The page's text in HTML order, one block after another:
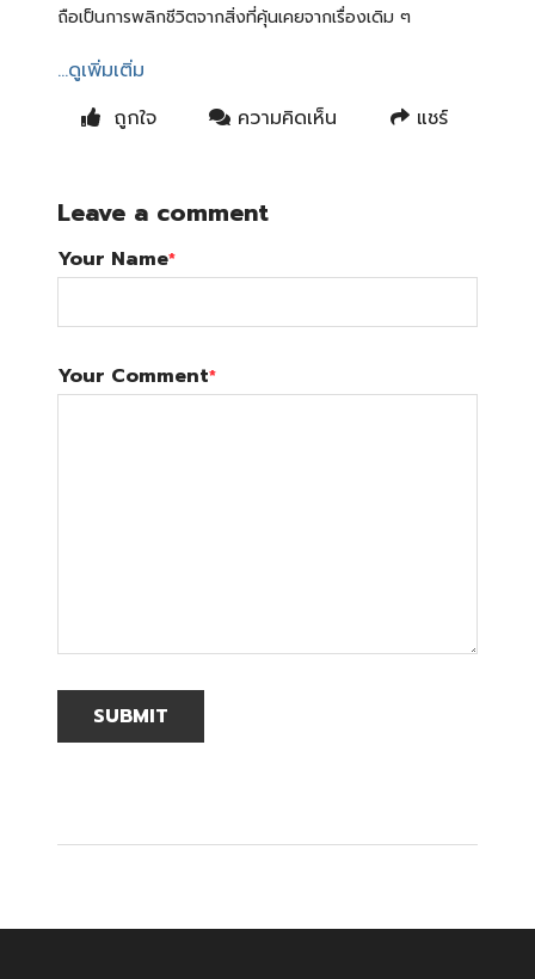
ถือเป็นการพลิกชีวิตจากสิ่งที่คุ้นเคยจากเรื่องเดิม ๆ
...ดูเพิ่มเติ่ม
ถูกใจ
ความคิดเห็น แชร์
Leave a comment
Your Name*
Your Comment*